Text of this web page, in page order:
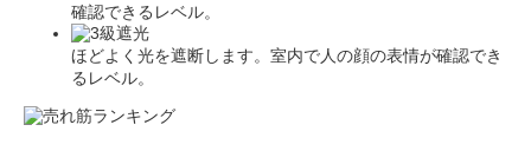
確認できるレベル。
ほどよく光を遮断します。室内で人の顔の表情が確認でき
るレベル。